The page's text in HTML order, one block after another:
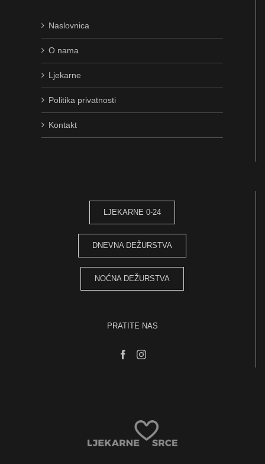
Naslovnica
O nama
Ljekarne
Politika privatnosti
Kontakt
LJEKARNE 0-24
DNEVNA DEŽURSTVA
NOĆNA DEŽURSTVA
PRATITE NAS